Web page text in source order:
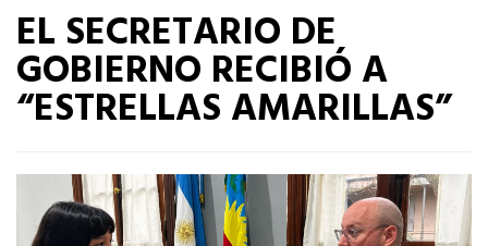
EL SECRETARIO DE
GOBIERNO RECIBIÓ A
“ESTRELLAS AMARILLAS”